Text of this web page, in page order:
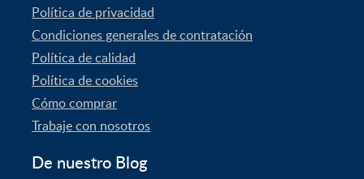
Política de privacidad
Condiciones generales de contratación
Política de calidad
Política de cookies
Cómo comprar
Trabaje con nosotros
De nuestro Blog